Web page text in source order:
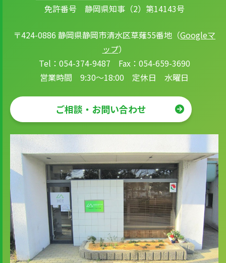
免許番号 静岡県知事（2）第14143号
〒424-0886 静岡県静岡市清水区草薙55番地（Googleマ
ップ）
Tel：054-374-9487 Fax：054-659-3690
営業時間 9:30～18:00 定休日 水曜日
ご相談・お問い合わせ